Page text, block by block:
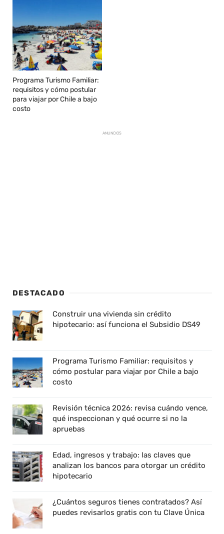
Programa Turismo Familiar:
requisitos y cómo postular
para viajar por Chile a bajo
costo
ANUNCIOS
DESTACADO
Construir una vivienda sin crédito
hipotecario: así funciona el Subsidio DS49
Programa Turismo Familiar: requisitos y
cómo postular para viajar por Chile a bajo
costo
Revisión técnica 2026: revisa cuándo vence,
qué inspeccionan y qué ocurre si no la
apruebas
Edad, ingresos y trabajo: las claves que
analizan los bancos para otorgar un crédito
hipotecario
¿Cuántos seguros tienes contratados? Así
puedes revisarlos gratis con tu Clave Única